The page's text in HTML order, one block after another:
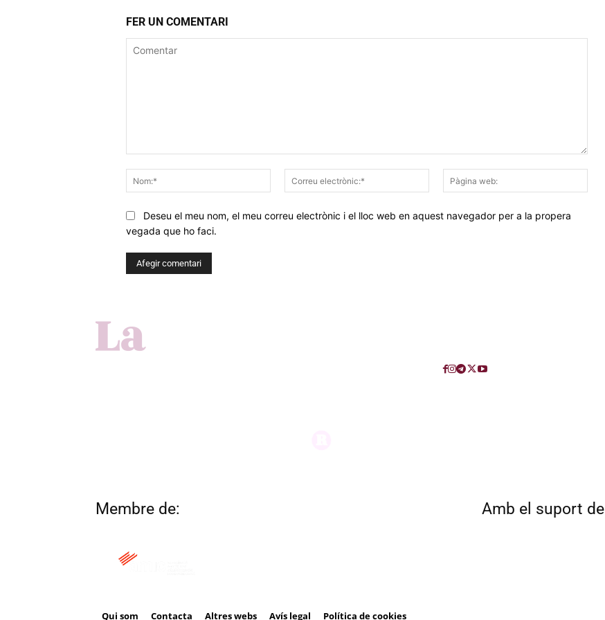
FER UN COMENTARI
Nom:*
Correu
electrònic:*
web:
Deseu el meu nom, el meu correu electrònic i el lloc web en aquest navegador per a la propera
vegada que ho faci.
Membre de:
Qui som Contacta Altres webs Avís legal Política de cookies
Amb el suport de